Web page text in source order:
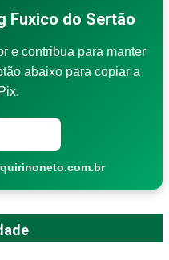
Fuxico do Sertão
e contribua para manter
abaixo para copiar a